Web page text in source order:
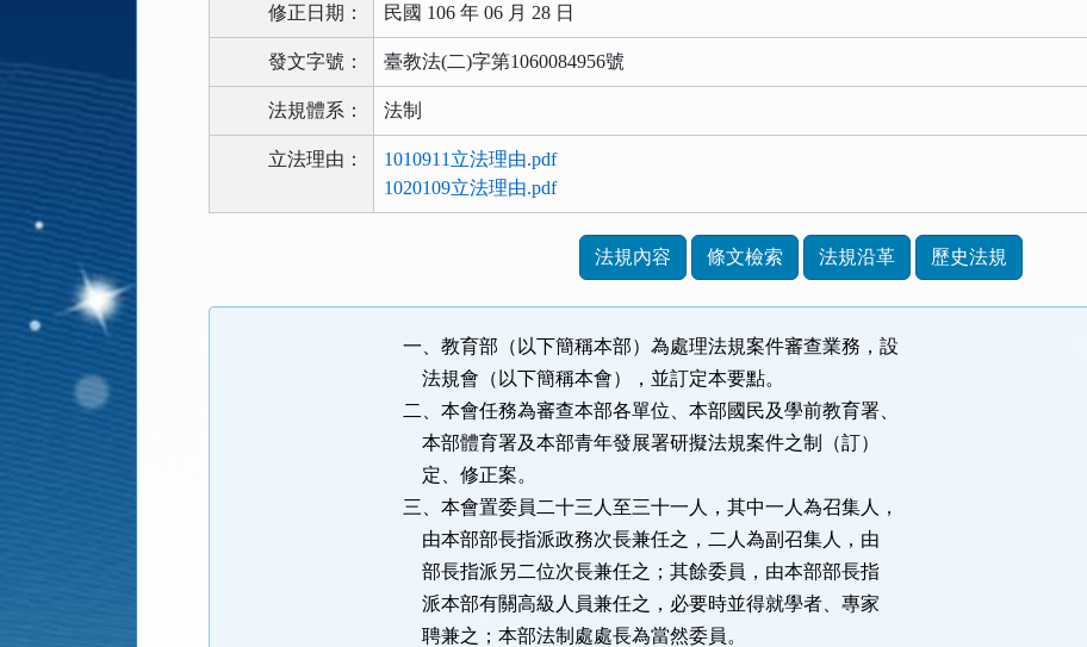
修正日期： 民國 106 年 06 月 28 日
發文字號： 臺教法(二)字第1060084956號
法規體系： 法制
立法理由：
1010911立法理由.pdf
1020109立法理由.pdf
功
法規內容 條文檢索 法規沿革 歷史法規
一、教育部（以下簡稱本部）為處理法規案件審查業務，設
法規會（以下簡稱本會），並訂定本要點。
二、本會任務為審查本部各單位、本部國民及學前教育署、
本部體育署及本部青年發展署研擬法規案件之制（訂）
定、修正案。
三、本會置委員二十三人至三十一人，其中一人為召集人，
由本部部長指派政務次長兼任之，二人為副召集人，由
部長指派另二位次長兼任之；其餘委員，由本部部長指
派本部有關高級人員兼任之，必要時並得就學者、專家
聘兼之；本部法制處處長為當然委員。